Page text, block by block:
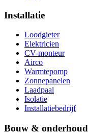
Installatie
Loodgieter
Elektricien
CV-monteur
Airco
Warmtepomp
Zonnepanelen
Laadpaal
Isolatie
Installatiebedrijf
Bouw & onderhoud